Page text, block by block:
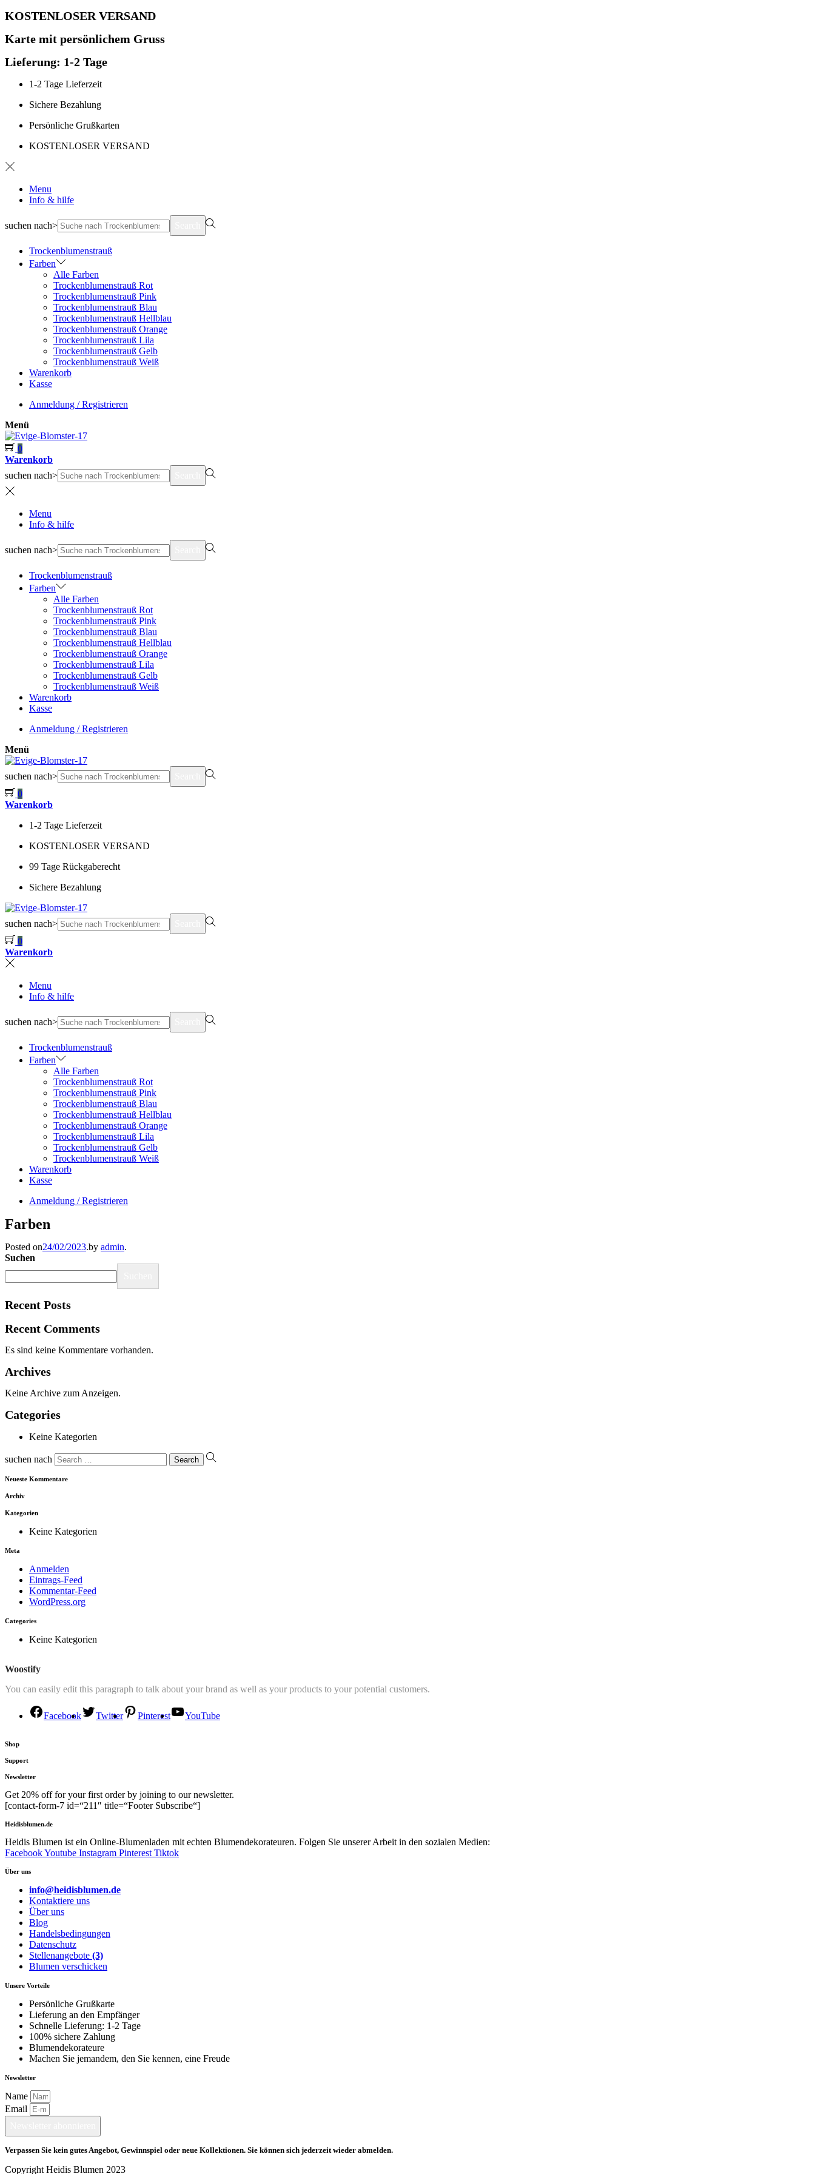
KOSTENLOSER VERSAND
Karte mit persönlichem Gruss
Lieferung: 1-2 Tage
1-2 Tage Lieferzeit
Sichere Bezahlung
Persönliche Grußkarten
KOSTENLOSER VERSAND
Menu
Info & hilfe
suchen nach>
Trockenblumenstrauß
Farben
Alle Farben
Trockenblumenstrauß Rot
Trockenblumenstrauß Pink
Trockenblumenstrauß Blau
Trockenblumenstrauß Hellblau
Trockenblumenstrauß Orange
Trockenblumenstrauß Lila
Trockenblumenstrauß Gelb
Trockenblumenstrauß Weiß
Warenkorb
Kasse
Anmeldung / Registrieren
Menü
0
Warenkorb
suchen nach>
Menu
Info & hilfe
suchen nach>
Trockenblumenstrauß
Farben
Alle Farben
Trockenblumenstrauß Rot
Trockenblumenstrauß Pink
Trockenblumenstrauß Blau
Trockenblumenstrauß Hellblau
Trockenblumenstrauß Orange
Trockenblumenstrauß Lila
Trockenblumenstrauß Gelb
Trockenblumenstrauß Weiß
Warenkorb
Kasse
Anmeldung / Registrieren
Menü
suchen nach>
0
Warenkorb
1-2 Tage Lieferzeit
KOSTENLOSER VERSAND
99 Tage Rückgaberecht
Sichere Bezahlung
suchen nach>
0
Warenkorb
Menu
Info & hilfe
suchen nach>
Trockenblumenstrauß
Farben
Alle Farben
Trockenblumenstrauß Rot
Trockenblumenstrauß Pink
Trockenblumenstrauß Blau
Trockenblumenstrauß Hellblau
Trockenblumenstrauß Orange
Trockenblumenstrauß Lila
Trockenblumenstrauß Gelb
Trockenblumenstrauß Weiß
Warenkorb
Kasse
Anmeldung / Registrieren
Farben
Posted on24/02/2023.by admin.
Suchen
Recent Posts
Recent Comments
Es sind keine Kommentare vorhanden.
Archives
Keine Archive zum Anzeigen.
Categories
Keine Kategorien
suchen nach
Neueste Kommentare
Archiv
Kategorien
Keine Kategorien
Meta
Anmelden
Eintrags-Feed
Kommentar-Feed
WordPress.org
Categories
Keine Kategorien
Woostify
You can easily edit this paragraph to talk about your brand as well as your products to your potential customers.
Facebook Twitter Pinterest YouTube
Shop
Support
Newsletter
Get 20% off for your first order by joining to our newsletter.
[contact-form-7 id=“211″ title=“Footer Subscribe“]
Heidisblumen.de
Heidis Blumen ist ein Online-Blumenladen mit echten Blumendekorateuren. Folgen Sie unserer Arbeit in den sozialen Medien:
FacebookYoutube Instagram Pinterest Tiktok
Über uns
info@heidisblumen.de
Kontaktiere uns
Über uns
Blog
Handelsbedingungen
Datenschutz
Stellenangebote (3)
Blumen verschicken
Unsere Vorteile
Persönliche Grußkarte
Lieferung an den Empfänger
Schnelle Lieferung: 1-2 Tage
100% sichere Zahlung
Blumendekorateure
Machen Sie jemandem, den Sie kennen, eine Freude
Newsletter
Name
Email
Verpassen Sie kein gutes Angebot, Gewinnspiel oder neue Kollektionen. Sie können sich jederzeit wieder abmelden.
Copyright Heidis Blumen 2023